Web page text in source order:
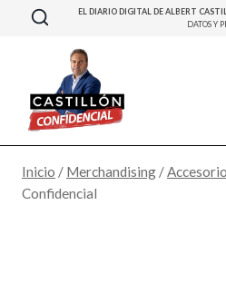
Saltar
contenido
EL DIARIO DIGITAL DE ALBERT
DATOS Y
Inicio / Merchandising /
Confidencial